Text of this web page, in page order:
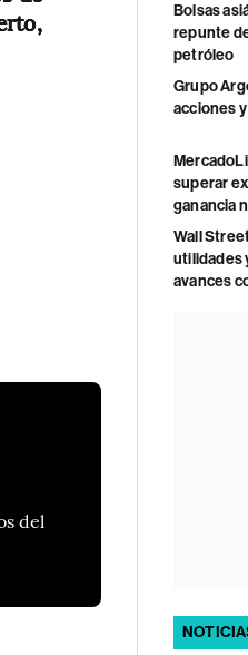
del
Bolsas
repunte
petróleo
Grupo
acciones
superar
ganancia
Wall
utilidades
avances